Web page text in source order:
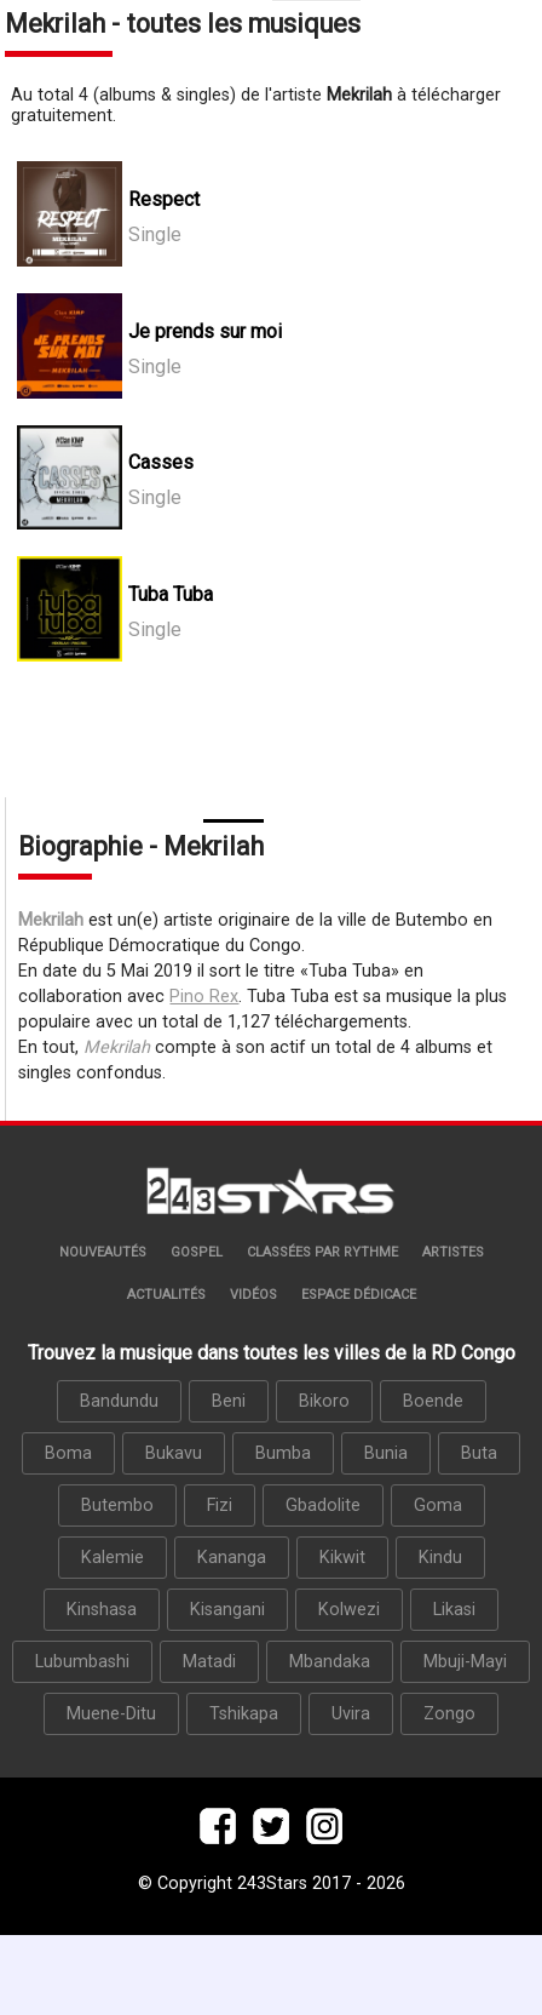
Mekrilah - toutes les musiques
Au total 4 (albums & singles) de l'artiste Mekrilah à télécharger
gratuitement.
Respect
Single
Je prends sur moi
Single
Casses
Single
Tuba Tuba
Single
Biographie - Mekrilah
Mekrilah est un(e) artiste originaire de la ville de Butembo en
République Démocratique du Congo.
En date du 5 Mai 2019 il sort le titre Tuba Tuba
en
collaboration avec Pino Rex. Tuba Tuba est sa musique la plus
populaire avec un total de 1,127 téléchargements.
En tout, Mekrilahcompte à son actif un total de 4 albums et
singles confondus.
NOUVEAUTÉS GOSPEL CLASSÉES PAR RYTHME ARTISTES
ACTUALITÉS VIDÉOS ESPACE DÉDICACE
Trouvez la musique dans toutes les villes de la RD Congo
Bandundu Beni Bikoro Boende
Boma Bukavu Bumba Bunia Buta
Butembo Fizi Gbadolite Goma
Kalemie Kananga Kikwit Kindu
Kinshasa Kisangani Kolwezi Likasi
Lubumbashi Matadi Mbandaka Mbuji-Mayi
Muene-Ditu Tshikapa Uvira Zongo
© Copyright 243Stars 2017 - 2026